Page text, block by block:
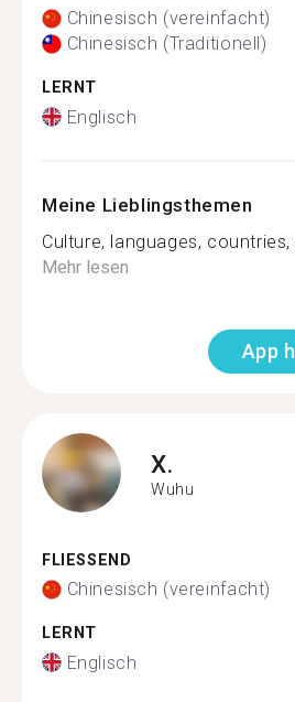
Chinesisch (vereinfacht)
Chinesisch (Traditionell)
LERNT
Englisch
Meine Lieblingsthemen
Culture, languages, countries,
Mehr lesen
App
X.
Wuhu
FLIESSEND
Chinesisch (vereinfacht)
LERNT
Englisch